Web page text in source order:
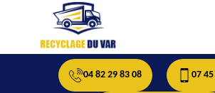
04 82 29 83 08 07